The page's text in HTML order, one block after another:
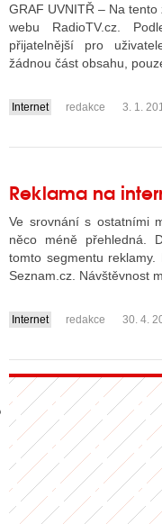
STRÁNKY TV
STÁT BLOGEREM
BLOGERA
DISKUTÉRA NA RADIOTV
STARŠÍCH DISKUZÍ
GRAF UVNITŘ – Na
webu RadioTV.cz.
přijatelnější pro
žádnou část obsahu,
....
Internet redakce 3. 1.
Reklama na
Ve srovnání s ostatními
něco méně přehledná.
tomto segmentu
Seznam.cz. Návštěvnost
....
Internet redakce 30. 4.